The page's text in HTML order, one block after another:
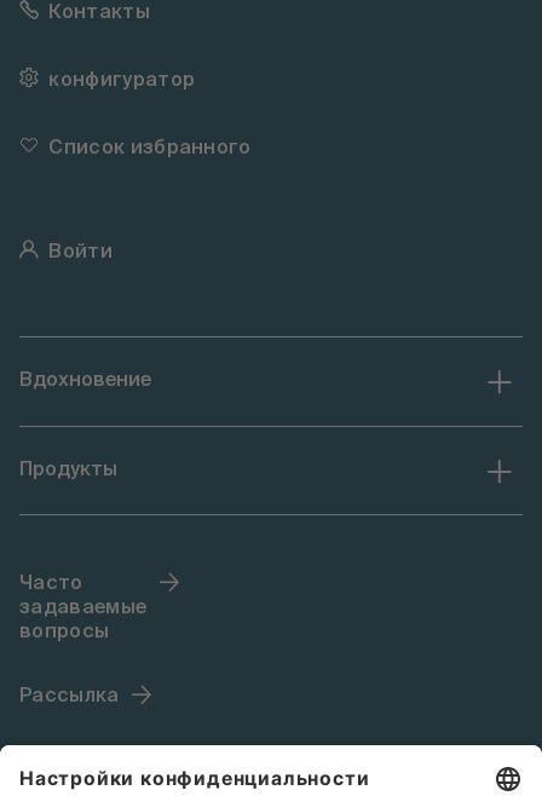
Контакты
конфигуратор
Список избранного
Войти
Вдохновение
Продукты
Часто
задаваемые
вопросы
Рассылка